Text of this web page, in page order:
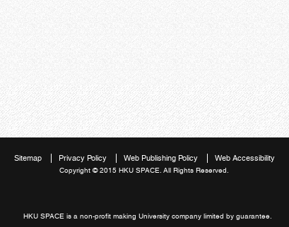
Sitemap Privacy Policy Web Publishing Policy Web Accessibility
Copyright © 2015 HKU SPACE. All Rights Reserved.
HKU SPACE is a non-profit making University company limited by guarantee.